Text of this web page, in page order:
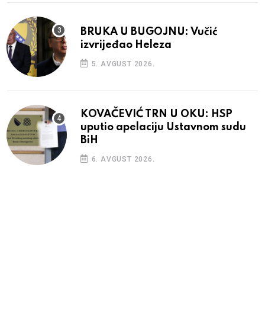
BRUKA U BUGOJNU: Vučić
izvrijeđao Heleza
5. AVGUST 2026.
KOVAČEVIĆ TRN U OKU: HSP
uputio apelaciju Ustavnom sudu
BiH
6. AVGUST 2026.